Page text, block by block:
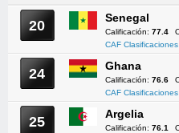
20 Senegal
Calificación: 77.4
CAF Clasificaciones
24 Ghana
Calificación: 76.6
CAF Clasificaciones
25 Argelia
Calificación: 76.1